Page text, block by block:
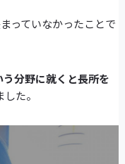
っていなかったことで
う分野に就くと長所を
た。